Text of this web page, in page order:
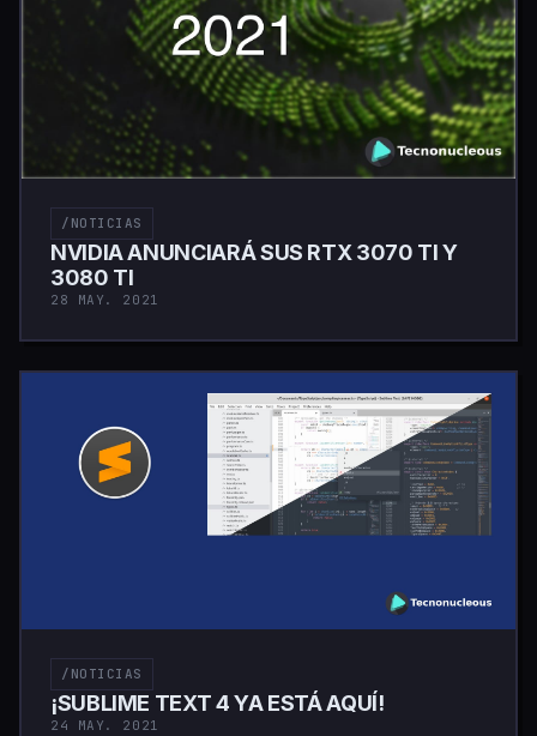
/NOTICIAS
NVIDIA ANUNCIARÁ SUS RTX 3070 TI Y
3080 TI
28 MAY. 2021
/NOTICIAS
¡SUBLIME TEXT 4 YA ESTÁ AQUÍ!
24 MAY. 2021